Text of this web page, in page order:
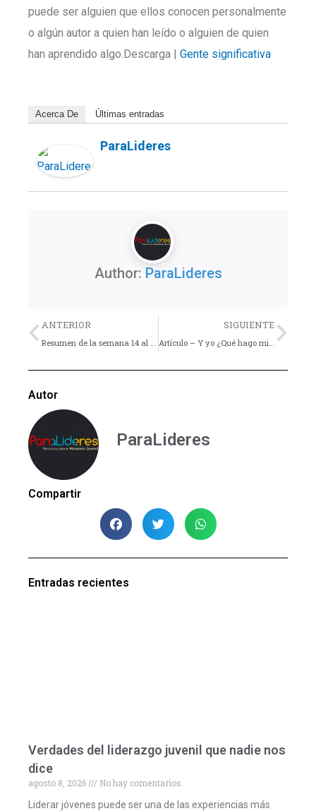
puede ser alguien que ellos conocen personalmente
o algún autor a quien han leído o alguien de quien
han aprendido algo.Descarga | Gente significativa
Acerca De Últimas entradas
ParaLideres
Author: ParaLideres
Previo
ANTERIOR
Resumen de la semana 14 al 20 de Diciembre
SIGUIENTE
Artículo – Y yo ¿Qué hago mientras espero?
Autor
ParaLideres
Compartir
Entradas recientes
Verdades del liderazgo juvenil que nadie nos
dice
agosto 8, 2026
No hay comentarios
Liderar jóvenes puede ser una de las experiencias más